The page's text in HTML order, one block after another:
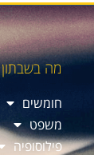
מה בשבתון
חומשים
משפט
פילוסופיה